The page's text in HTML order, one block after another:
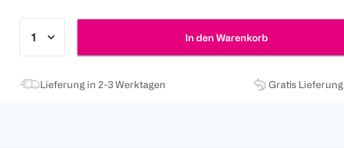
In den Warenkorb
Lieferung in 2-3 Werktagen Gratis